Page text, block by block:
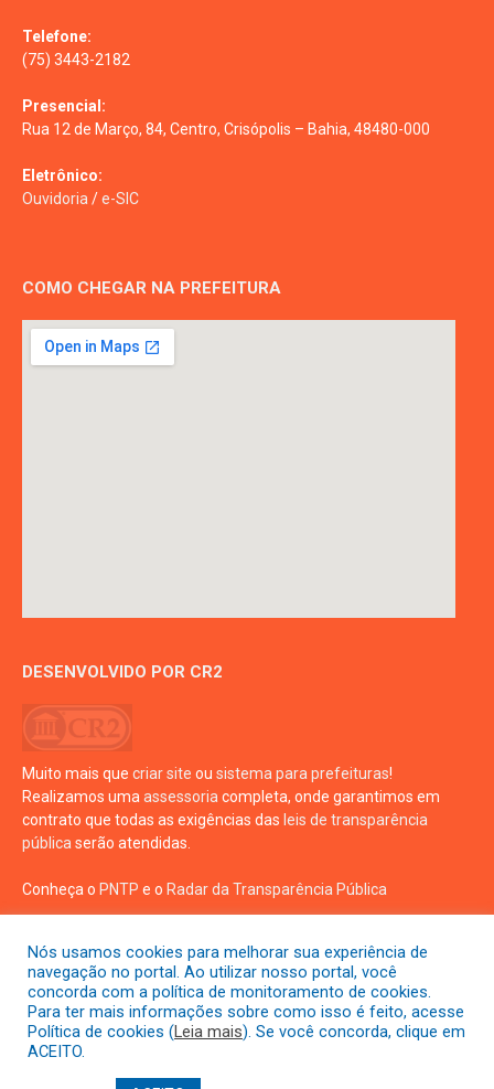
Telefone:
(75) 3443-2182
Presencial:
Rua 12 de Março, 84, Centro, Crisópolis – Bahia, 48480-000
Eletrônico:
Ouvidoria /e-SIC
COMO CHEGAR NA PREFEITURA
DESENVOLVIDO POR CR2
Muito mais que criar site ou sistema para prefeituras!
Realizamos uma assessoria completa, onde garantimos em
contrato que todas as exigências das leis de transparência
pública serão atendidas.
Conheça o PNTP e o Radar da Transparência Pública
Todos os direitos reservados a prefeitura de Crisópolis
Mapa do Site
Nós usamos cookies para melhorar sua experiência de
navegação no portal. Ao utilizar nosso portal, você
concorda com a política de monitoramento de cookies.
Para ter mais informações sobre como isso é feito, acesse
Política de cookies (Leia mais). Se você concorda, clique em
ACEITO.